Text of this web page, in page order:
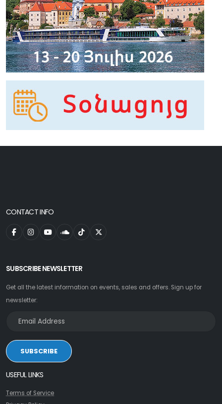
CONTACT INFO
SUBSCRIBE NEWSLETTER
Get all the latest information on events, sales and offers. Sign up for
newsletter:
SUBSCRIBE
USEFUL LINKS
Terms of Service